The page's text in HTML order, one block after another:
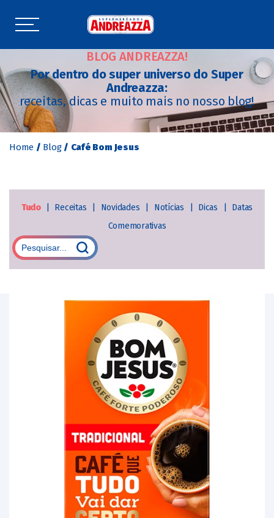
BLOG ANDREAZZA!
Por dentro do super universo do Super
Andreazza:
receitas, dicas e muito mais no nosso blog!
Home / Blog / Café Bom Jesus
Tudo Receitas Novidades Notícias Dicas
Datas
Comemorativas